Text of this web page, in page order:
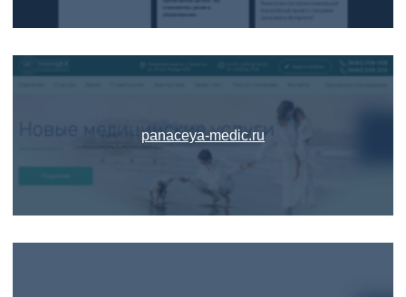
panaceya-medic.ru